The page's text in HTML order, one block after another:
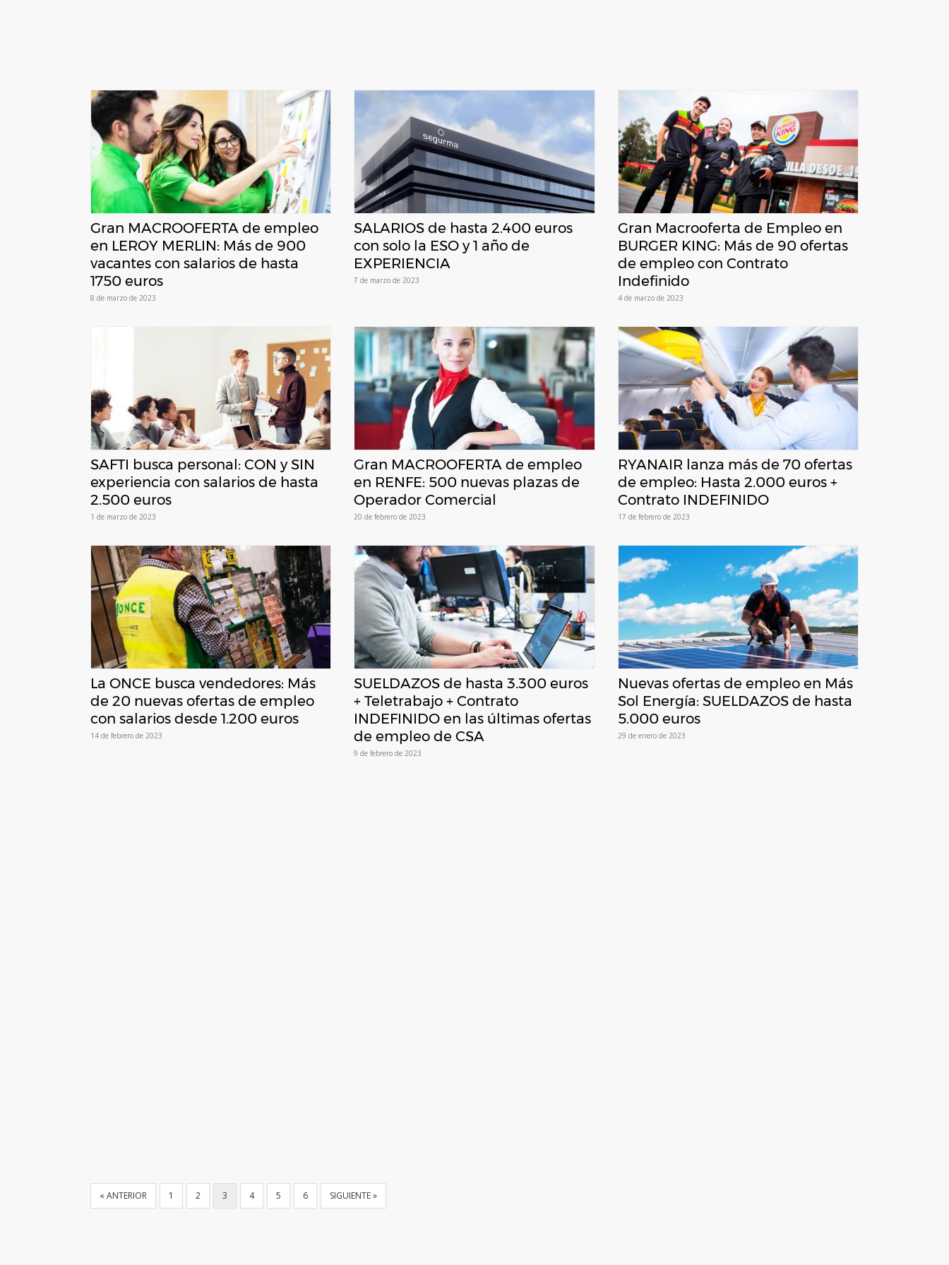
Gran MACROOFERTA de empleo
en LEROY MERLIN: Más de 900
vacantes con salarios de hasta
1750 euros
8 de marzo de 2023
SALARIOS de hasta 2.400 euros
con solo la ESO y 1 año de
EXPERIENCIA
7 de marzo de 2023
Gran Macrooferta de Empleo en
BURGER KING: Más de 90 ofertas
de empleo con Contrato
Indefinido
4 de marzo de 2023
SAFTI busca personal: CON y SIN
experiencia con salarios de hasta
2.500 euros
1 de marzo de 2023
Gran MACROOFERTA de empleo
en RENFE: 500 nuevas plazas de
Operador Comercial
20 de febrero de 2023
RYANAIR lanza más de 70 ofertas
de empleo: Hasta 2.000 euros +
Contrato INDEFINIDO
17 de febrero de 2023
La ONCE busca vendedores: Más
de 20 nuevas ofertas de empleo
con salarios desde 1.200 euros
14 de febrero de 2023
SUELDAZOS de hasta 3.300 euros
+ Teletrabajo + Contrato
INDEFINIDO en las últimas ofertas
de empleo de CSA
9 de febrero de 2023
Nuevas ofertas de empleo en Más
Sol Energía: SUELDAZOS de hasta
5.000 euros
29 de enero de 2023
« ANTERIOR 1 2 3 4 5 6 SIGUIENTE »